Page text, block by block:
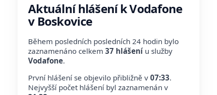
Aktuální hlášení k Vodafone
v Boskovice
Během posledních posledních 24 hodin bylo
zaznamenáno celkem 37 hlášení u služby
Vodafone.
První hlášení se objevilo přibližně v 07:33.
Nejvyšší počet hlášení byl zaznamenán v